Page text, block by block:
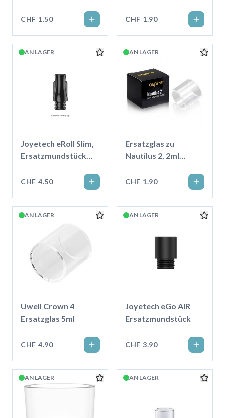
CHF 1.50 CHF 1.90
AN LAGER
Joyetech eRoll Slim,
Ersatzmundstück
CHF 4.50
AN LAGER
Ersatzglas zu
Nautilus 2, 2ml
CHF 1.90
AN LAGER
Uwell Crown 4
Ersatzglas 5ml
CHF 4.90
AN LAGER
Joyetech eGo AIR
Ersatzmundstück
CHF 3.90
AN LAGER AN LAGER